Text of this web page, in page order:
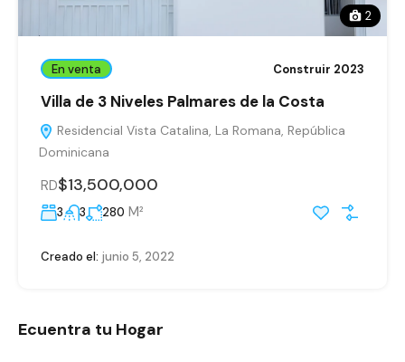
2
En venta Construir 2023
Villa de 3 Niveles Palmares de la Costa
Residencial Vista Catalina, La Romana, República
Dominicana
RD$13,500,000
3 3 280 M²
Creado el: junio 5, 2022
Ecuentra tu Hogar